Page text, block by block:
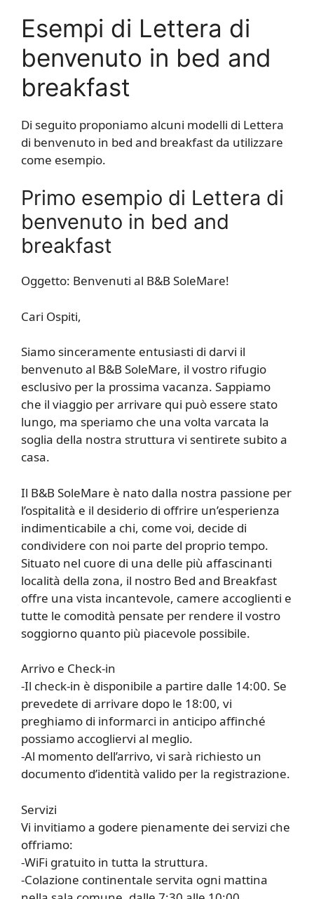
Esempi di Lettera di
benvenuto in bed and
breakfast
Di seguito proponiamo alcuni modelli di Lettera
di benvenuto in bed and breakfast da utilizzare
come esempio.
Primo esempio di Lettera di
benvenuto in bed and
breakfast
Oggetto: Benvenuti al B&B SoleMare!
Cari Ospiti,
Siamo sinceramente entusiasti di darvi il
benvenuto al B&B SoleMare, il vostro rifugio
esclusivo per la prossima vacanza. Sappiamo
che il viaggio per arrivare qui può essere stato
lungo, ma speriamo che una volta varcata la
soglia della nostra struttura vi sentirete subito a
casa.
Il B&B SoleMare è nato dalla nostra passione per
l’ospitalità e il desiderio di offrire un’esperienza
indimenticabile a chi, come voi, decide di
condividere con noi parte del proprio tempo.
Situato nel cuore di una delle più affascinanti
località della zona, il nostro Bed and Breakfast
offre una vista incantevole, camere accoglienti e
tutte le comodità pensate per rendere il vostro
soggiorno quanto più piacevole possibile.
Arrivo e Check-in
-Il check-in è disponibile a partire dalle 14:00. Se
prevedete di arrivare dopo le 18:00, vi
preghiamo di informarci in anticipo affinché
possiamo accogliervi al meglio.
-Al momento dell’arrivo, vi sarà richiesto un
documento d’identità valido per la registrazione.
Servizi
Vi invitiamo a godere pienamente dei servizi che
offriamo:
-WiFi gratuito in tutta la struttura.
-Colazione continentale servita ogni mattina